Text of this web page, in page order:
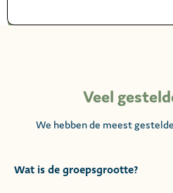
Veel
We hebben de meest
Wat is de groepsgrootte?